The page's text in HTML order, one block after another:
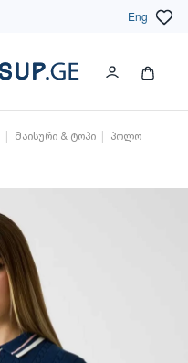
Eng
მაისური & ტოპი
პოლო